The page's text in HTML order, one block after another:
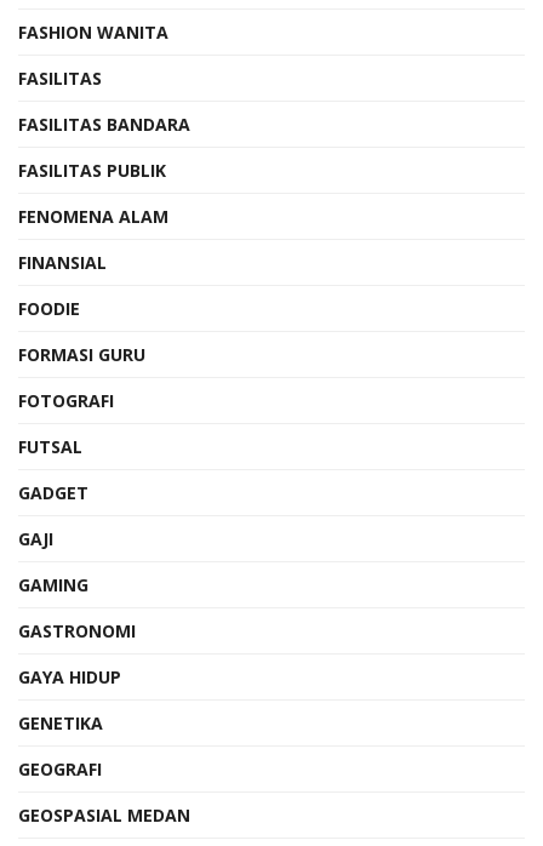
FASHION WANITA
FASILITAS
FASILITAS BANDARA
FASILITAS PUBLIK
FENOMENA ALAM
FINANSIAL
FOODIE
FORMASI GURU
FOTOGRAFI
FUTSAL
GADGET
GAJI
GAMING
GASTRONOMI
GAYA HIDUP
GENETIKA
GEOGRAFI
GEOSPASIAL MEDAN